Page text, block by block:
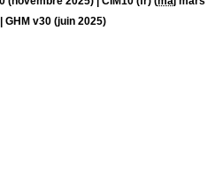
GHM v30 (juin 2025)